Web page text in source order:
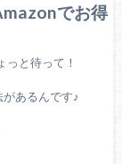
でお得
と待って！
あるんです♪